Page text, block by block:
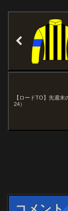
【ロードTO】先週末
24）